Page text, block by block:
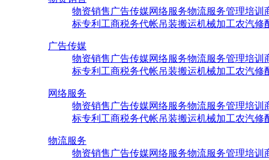
物资销售 广告传媒网络服务物流服务管理培训
标专利 工商税务代帐吊装搬运机械加工农汽修
广告传媒
物资销售 广告传媒网络服务物流服务管理培训
标专利 工商税务代帐吊装搬运机械加工农汽修
网络服务
物资销售 广告传媒网络服务物流服务管理培训
标专利 工商税务代帐吊装搬运机械加工农汽修
物流服务
物资销售 广告传媒网络服务物流服务管理培训